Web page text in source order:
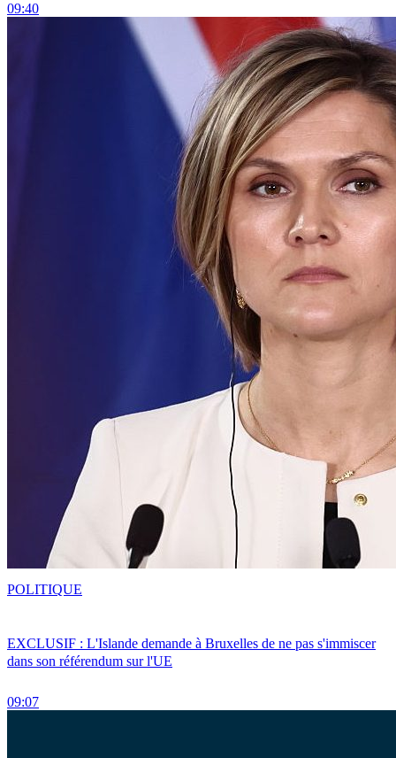
09:40
EXCLUSIF : L'Islande demande à Bruxelles de ne pas s'immiscer
dans son référendum sur l'UE
09:07
POLITIQUE